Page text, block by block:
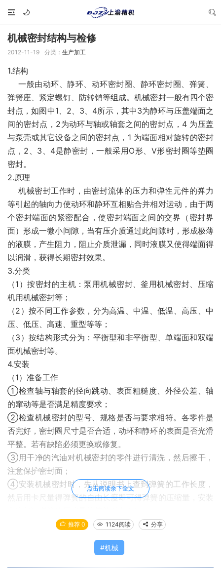
机械密封结构与检修
2012-11-19 分类： 生产加工
1.结构
一般由动环、静环、动环密封圈、静环密封圈、弹簧、
弹簧座、紧定螺钉、防转销等组成。机械密封一般有四个密
封点，如图中1、2、3、4所示，其中3为静环与压盖端面之
间的密封点，2为动环与轴或轴套之间的密封点，4 为压盖
与泵壳或其它设备之间的密封点，1 为端面相对旋转的密封
点，2、3、4是静密封，一般采用O形、V形密封圈等垫圈
密封。
2.原理
机械密封工作时，由密封流体的压力和弹性元件的弹力
等引起的轴向力使动环和静环互相贴合并相对运动，由于两
个密封端面的紧密配合，使密封端面之间的交界（密封界
面）形成一微小间隙，当有压介质通过此间隙时，形成极薄
的液膜，产生阻力，阻止介质泄漏，同时液膜又使得端面得
以润滑，获得长期密封效果。
3.分类
（1）按密封的主机：泵用机械密封、釜用机械密封、压缩
机用机械密封等；
（2）按不同工作参数，分为高温、中温、低温、高压、中
压、低压、高速、重型等等；
（3）按结构形式分为：平衡型和非平衡型、单端面和双端
面机械密封等。
4.安装
（1）准备工作
①检查轴与轴套的径向跳动、表面粗糙度、外径公差、轴
的窜动等是否满足精度要求；
②检查机械密封的型号、规格是否与要求相符。各零件是
否完好，密封圈尺寸是否合适，动环和静环的表面是否光滑
平整。若有缺陷必须更换或修复。
③用干净的汽油对机械密封的零件进行清洗，然后擦干，
注意保护密封面；
④安装机械密封时，先从说明书上查到弹簧的工作长度，
然后用卡尺量得弹簧的自由长度即可得弹簧的压缩量，安装
（2）检查与测量
①动环的浮动性，要求动环与轴有一定的间隙，保证间隙
点击阅读余下全文
推荐 0 1124阅读 分享
机械